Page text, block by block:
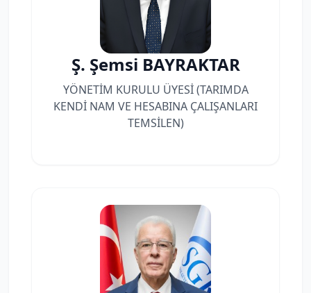
Ş. Şemsi BAYRAKTAR
YÖNETİM KURULU ÜYESİ (TARIMDA
KENDİ NAM VE HESABINA ÇALIŞANLARI
TEMSİLEN)